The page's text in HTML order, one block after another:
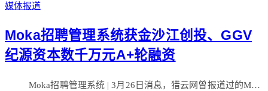
媒体报道
Moka招聘管理系统获金沙江创投、GGV
纪源资本数千万元A+轮融资
Moka招聘管理系统 | 3月26日消息，猎云网曾报道过的M…